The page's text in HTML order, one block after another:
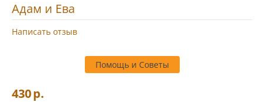
Адам и Ева
Написать отзыв
Помощь и Советы
430р.